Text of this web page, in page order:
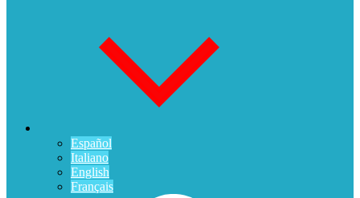
Español
Italiano
English
Français